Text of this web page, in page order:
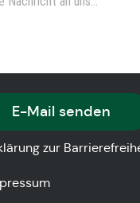
E-Mail senden
zur